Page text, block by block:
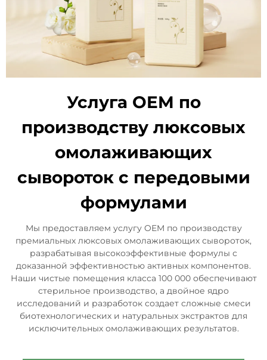
Услуга OEM по
производству люксовых
омолаживающих
сывороток с передовыми
формулами
Мы предоставляем услугу OEM по производству
премиальных люксовых омолаживающих сывороток,
разрабатывая высокоэффективные формулы с
доказанной эффективностью активных компонентов.
Наши чистые помещения класса 100 000 обеспечивают
стерильное производство, а двойное ядро
исследований и разработок создает сложные смеси
биотехнологических и натуральных экстрактов для
исключительных омолаживающих результатов.